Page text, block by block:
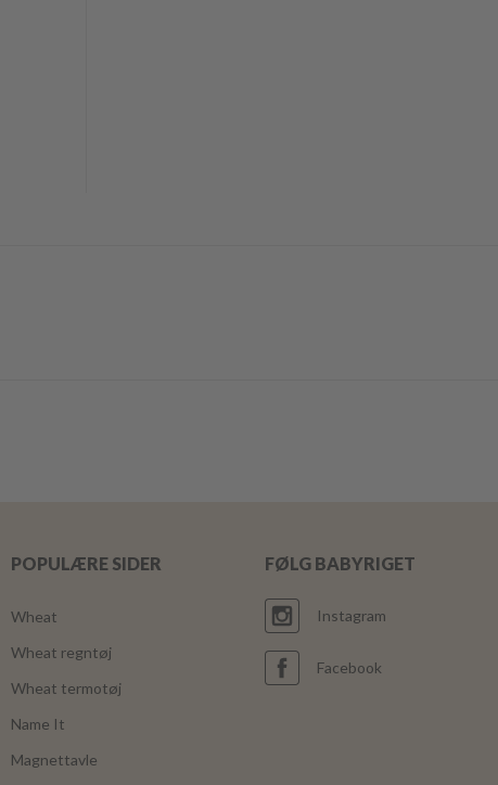
POPULÆRE SIDER
Wheat
Wheat regntøj
Wheat termotøj
Name It
Magnettavle
FØLG BABYRIGET
Instagram
Facebook